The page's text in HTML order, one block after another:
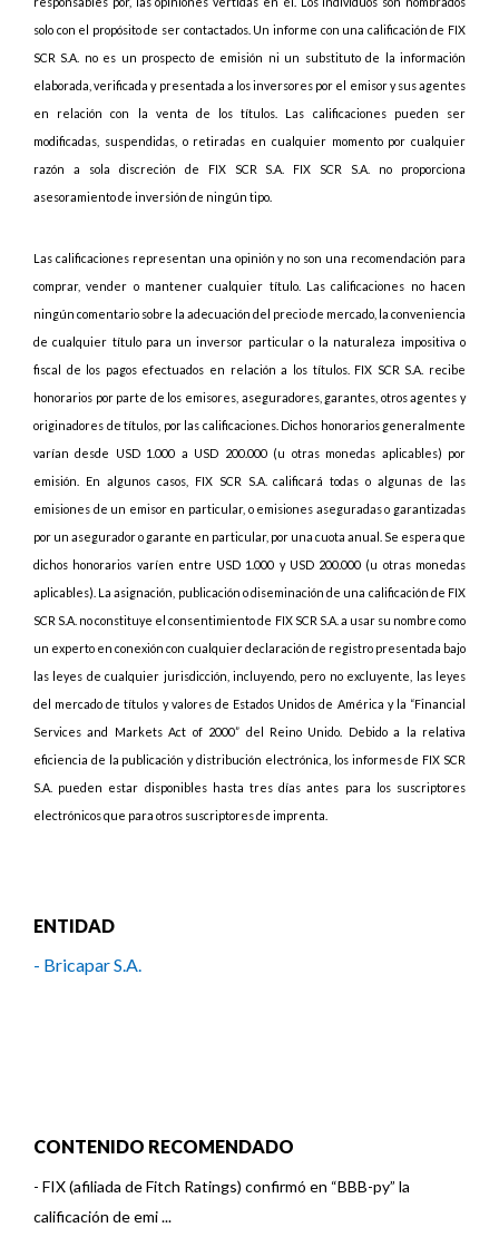
solo con el propósito de ser contactados. Un informe con una calificación de FIX
SCR S.A. no es un prospecto de emisión ni un substituto de la información
elaborada, verificada y presentada a los inversores por el emisor y sus agentes
en relación con la venta de los títulos. Las calificaciones pueden ser
modificadas, suspendidas, o retiradas en cualquier momento por cualquier
razón a sola discreción de FIX SCR S.A. FIX SCR S.A. no proporciona
asesoramiento de inversión de ningún tipo.
Las calificaciones representan una opinión y no son una recomendación para
comprar, vender o mantener cualquier título. Las calificaciones no hacen
ningún comentario sobre la adecuación del precio de mercado, la conveniencia
de cualquier título para un inversor particular o la naturaleza impositiva o
fiscal de los pagos efectuados en relación a los títulos. FIX SCR S.A. recibe
honorarios por parte de los emisores, aseguradores, garantes, otros agentes y
originadores de títulos, por las calificaciones. Dichos honorarios generalmente
varían desde USD 1.000 a USD 200.000 (u otras monedas aplicables) por
emisión. En algunos casos, FIX SCR S.A. calificará todas o algunas de las
emisiones de un emisor en particular, o emisiones aseguradas o garantizadas
por un asegurador o garante en particular, por una cuota anual. Se espera que
dichos honorarios varíen entre USD 1.000 y USD 200.000 (u otras monedas
aplicables). La asignación, publicación o diseminación de una calificación de FIX
SCR S.A. no constituye el consentimiento de FIX SCR S.A. a usar su nombre como
un experto en conexión con cualquier declaración de registro presentada bajo
las leyes de cualquier jurisdicción, incluyendo, pero no excluyente, las leyes
del mercado de títulos y valores de Estados Unidos de América y la “Financial
Services and Markets Act of 2000” del Reino Unido. Debido a la relativa
eficiencia de la publicación y distribución electrónica, los informes de FIX SCR
S.A. pueden estar disponibles hasta tres días antes para los suscriptores
electrónicos que para otros suscriptores de imprenta.
ENTIDAD
- Bricapar S.A.
CONTENIDO RECOMENDADO
- FIX (afiliada de Fitch Ratings) confirmó en “BBB-py” la
calificación de emi ...